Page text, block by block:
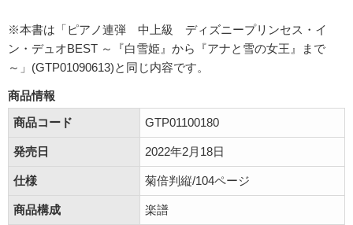
※本書は「ピアノ連弾 中上級 ディズニープリンセス・イ
ン・デュオBEST ～『白雪姫』から『アナと雪の女王』まで
～」(GTP01090613)と同じ内容です。
商品情報
商品コード
GTP01100180
発売日 2022年2月18日
仕様 菊倍判縦/104ページ
商品構成 楽譜